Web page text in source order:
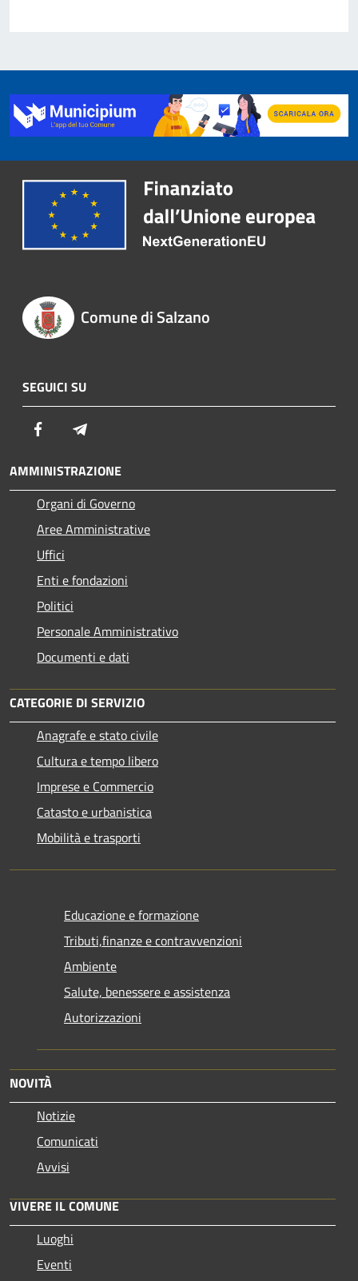
Comune di Salzano
SEGUICI SU
Facebook
AMMINISTRAZIONE
Organi di Governo
Aree Amministrative
Uffici
Enti e fondazioni
Politici
Personale Amministrativo
Documenti e dati
CATEGORIE DI SERVIZIO
Anagrafe e stato civile
Cultura e tempo libero
Imprese e Commercio
Catasto e urbanistica
Mobilità e trasporti
Educazione e formazione
Tributi,finanze e contravvenzioni
Ambiente
Salute, benessere e assistenza
Autorizzazioni
NOVITÀ
Notizie
Comunicati
Avvisi
VIVERE IL COMUNE
Luoghi
Eventi